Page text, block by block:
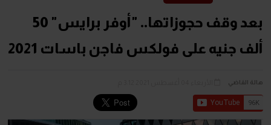
بعد وقف حجوزاتها.. "أوفر برايس" 50
ألف جنيه على فولكس فاجن باسات 2021
هالة القاضي